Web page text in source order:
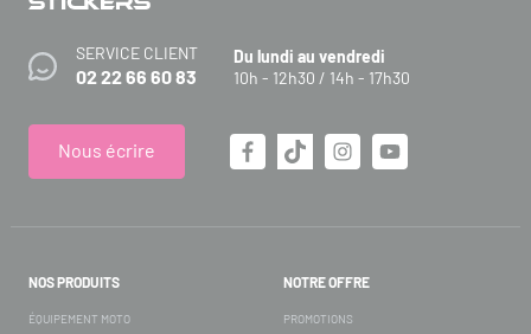
SERVICE CLIENT
02 22 66 60 83
Du lundi au vendredi
10h - 12h30 / 14h - 17h30
Nous écrire
NOS PRODUITS
ÉQUIPEMENT MOTO
NOTRE OFFRE
PROMOTIONS